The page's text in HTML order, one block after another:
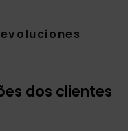
dos clientes